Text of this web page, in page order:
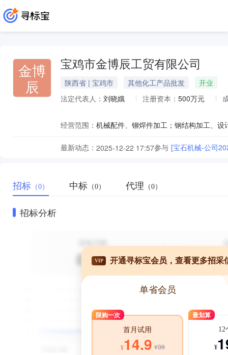
金博
辰
宝鸡市金博辰工贸有限公司
陕西省 | 宝鸡市 其他化工产品批发
开业
法定代表人： 刘晓娥 注册资本： 500万元
经营范围：
最新动态： 2025-12-22 17:57参与 [宝石机械-公司
招标 （0） 中标 （0） 代理 （0）
招标分析
VIP 开通寻标宝会员，查看更多招采
单省会员
限购一次
首月试用
¥14.9 ¥39
最划算
12
¥